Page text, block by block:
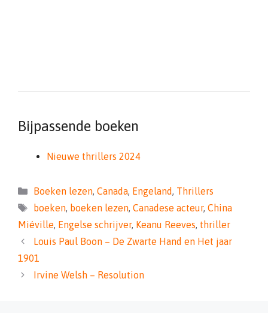
Bijpassende boeken
Nieuwe thrillers 2024
Categorieën
Boeken lezen, Canada, Engeland, Thrillers
Tags
boeken, boeken lezen, Canadese acteur, China
Miéville, Engelse schrijver, Keanu Reeves, thriller
Louis Paul Boon – De Zwarte Hand en Het jaar
1901
Irvine Welsh – Resolution